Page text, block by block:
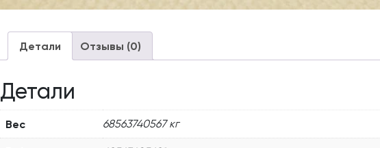
Детали Отзывы (0)
Детали
Вес 68563740567 кг